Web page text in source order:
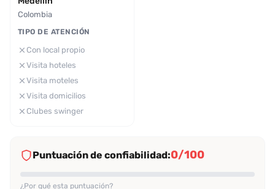
Colombia
TIPO DE ATENCIÓN
Con local propio
Visita hoteles
Visita moteles
Visita domicilios
Clubes swinger
Puntuación de confiabilidad:0/100
¿Por qué esta puntuación?